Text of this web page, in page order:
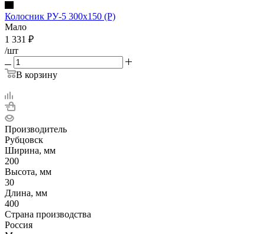
Колосник РУ-5 300x150 (Р)
Мало
1 331 ₽
/шт
В корзину
Производитель
Рубцовск
Ширина, мм
200
Высота, мм
30
Длина, мм
400
Страна производства
Россия